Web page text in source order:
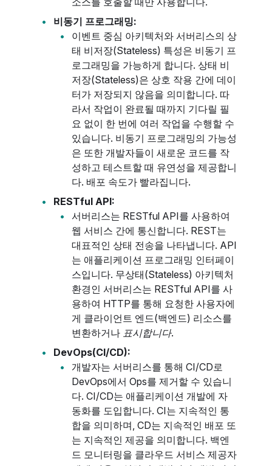
비동기 프로그래밍:
이벤트 중심 아키텍처와 서버리스의 상
태 비저장(Stateless) 특성은 비동기 프
로그래밍을 가능하게 합니다. 상태 비
저장(Stateless)은 상호 작용 간에 데이
터가 저장되지 않음을 의미합니다. 따
라서 작업이 완료될 때까지 기다릴 필
요 없이 한 번에 여러 작업을 수행할 수
있습니다. 비동기 프로그래밍의 가능성
은 또한 개발자들이 새로운 코드를 작
성하고 테스트할 때 유연성을 제공합니
다. 배포 속도가 빨라집니다.
RESTful API:
서버리스는 RESTful API를 사용하여
웹 서비스 간에 통신합니다. REST는
대표적인 상태 전송을 나타냅니다. API
는 애플리케이션 프로그래밍 인터페이
스입니다. 무상태(Stateless) 아키텍처
환경인 서버리스는 RESTful API를 사
용하여 HTTP를 통해 요청한 사용자에
게 클라이언트 엔드(백엔드) 리소스를
변환하거나 표시합니다.
DevOps(CI/CD):
개발자는 서버리스를 통해 CI/CD로
DevOps에서 Ops를 제거할 수 있습니
다. CI/CD는 애플리케이션 개발에 자
동화를 도입합니다. CI는 지속적인 통
합을 의미하며, CD는 지속적인 배포 또
는 지속적인 제공을 의미합니다. 백엔
드 모니터링을 클라우드 서비스 제공자